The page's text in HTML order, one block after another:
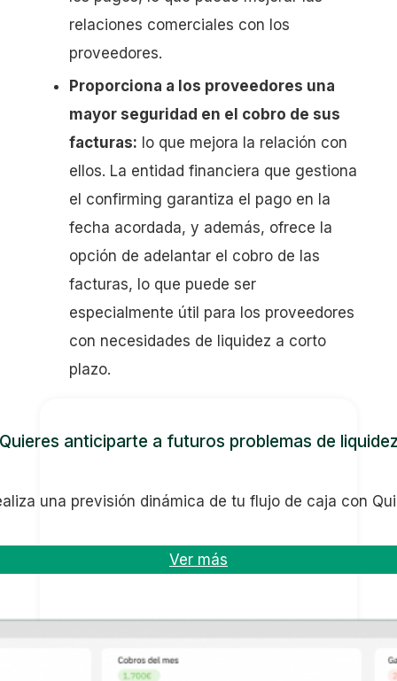
relaciones comerciales con los
proveedores.
Proporciona a los proveedores una
mayor seguridad en el cobro de sus
facturas: lo que mejora la relación con
ellos. La entidad financiera que gestiona
el confirming garantiza el pago en la
fecha acordada, y además, ofrece la
opción de adelantar el cobro de las
facturas, lo que puede ser
especialmente útil para los proveedores
con necesidades de liquidez a corto
plazo.
anticiparte a futuros problemas de
una previsión dinámica de tu flujo de caja con
Ver más